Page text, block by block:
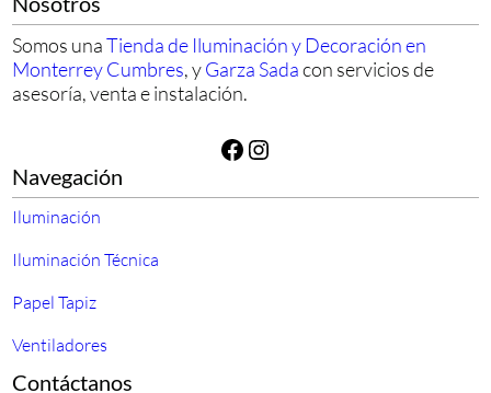
Somos unaTienda de Iluminación y Decoración en
Monterrey Cumbres, yGarza Sadacon servicios de
asesoría, venta e instalación.
Facebook Instagram
Navegación
Iluminación
Iluminación Técnica
Papel Tapiz
Ventiladores
Contáctanos